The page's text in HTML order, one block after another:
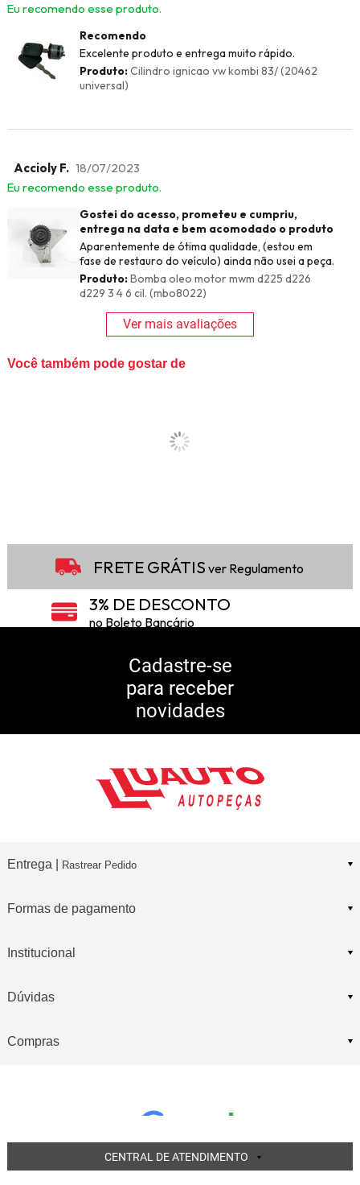
Eu recomendo esse produto.
Recomendo
Excelente produto e entrega muito rápido.
Produto:Cilindro ignicao vw kombi 83/ (20462
universal)
Accioly F. 18/07/2023
Eu recomendo esse produto.
Gostei do acesso, prometeu e cumpriu,
entrega na data e bem acomodado o produto
Aparentemente de ótima qualidade, (estou em
fase de restauro do veículo) ainda não usei a peça.
Produto:Bomba oleo motor mwm d225 d226
d229 3 4 6 cil. (mbo8022)
Ver mais avaliações
Você também pode gostar de
FRETE GRÁTIS ver Regulamento
3% DE DESCONTO
no Boleto Bancário
5% DE DESCONTO
10% DE CASHBACK
Consulte Regulamento
Cadastre-se
para receber
novidades
Entrega | Rastrear Pedido
Formas de pagamento
Institucional
Dúvidas
Compras
CENTRAL DE ATENDIMENTO